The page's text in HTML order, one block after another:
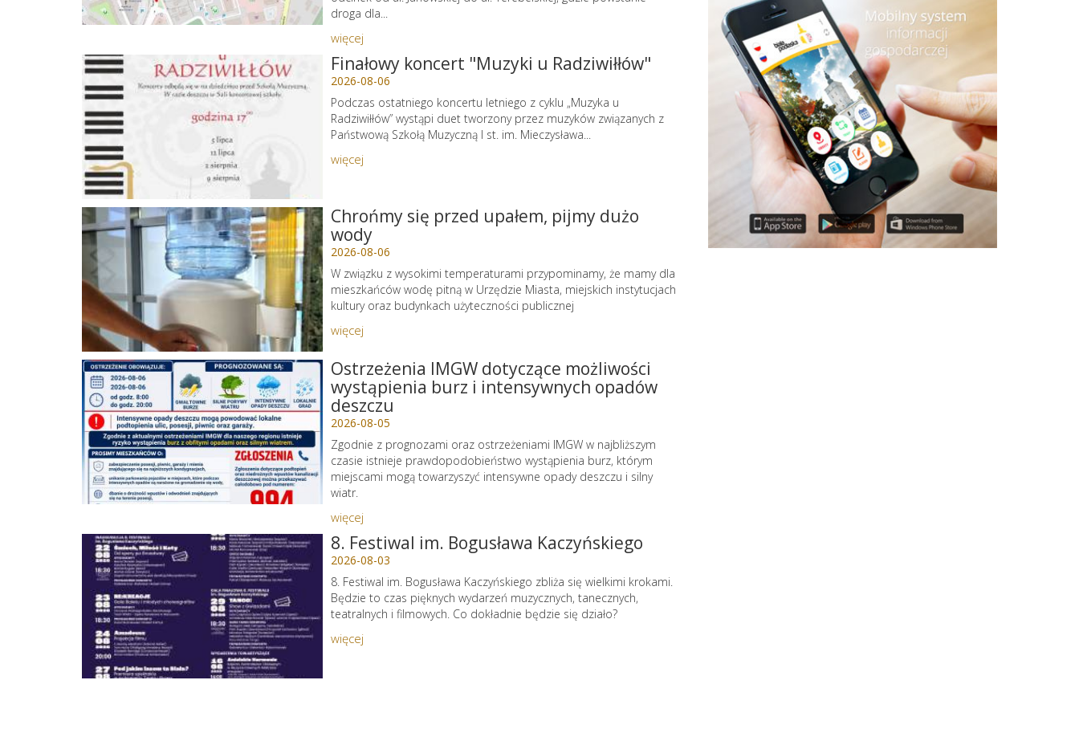
droga dla...
więcej
Finałowy koncert "Muzyki u Radziwiłłów"
2026-08-06
Podczas ostatniego koncertu letniego z cyklu „Muzyka u
Radziwiłłów” wystąpi duet tworzony przez muzyków związanych z
Państwową Szkołą Muzyczną I st. im. Mieczysława...
więcej
Chrońmy się przed upałem, pijmy dużo
wody
2026-08-06
W związku z wysokimi temperaturami przypominamy, że mamy dla
mieszkańców wodę pitną w Urzędzie Miasta, miejskich instytucjach
kultury oraz budynkach użyteczności publicznej
więcej
Ostrzeżenia IMGW dotyczące możliwości
wystąpienia burz i intensywnych opadów
deszczu
2026-08-05
Zgodnie z prognozami oraz ostrzeżeniami IMGW w najbliższym
czasie istnieje prawdopodobieństwo wystąpienia burz, którym
miejscami mogą towarzyszyć intensywne opady deszczu i silny
wiatr.
więcej
8. Festiwal im. Bogusława Kaczyńskiego
2026-08-03
8. Festiwal im. Bogusława Kaczyńskiego zbliża się wielkimi krokami.
Będzie to czas pięknych wydarzeń muzycznych, tanecznych,
teatralnych i filmowych. Co dokładnie będzie się działo?
więcej